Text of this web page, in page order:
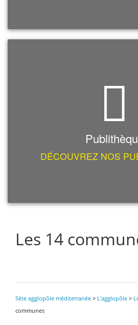
DÉCOUVREZ NOS
Les 14
Sète agglopôle méditerranée > L’agglopôle >
communes